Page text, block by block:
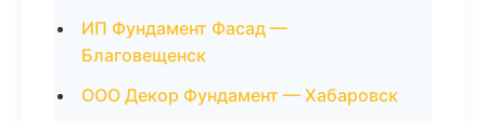
ИП Фундамент Фасад —
Благовещенск
ООО Декор Фундамент — Хабаровск